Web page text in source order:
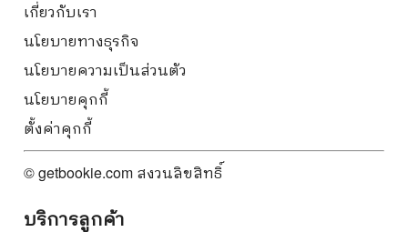
เกี่ยวกับเรา
นโยบายทางธุรกิจ
นโยบายความเป็นส่วนตัว
นโยบายคุกกี้
ตั้งค่าคุกกี้
© getbookie.com สงวนลิขสิทธิ์
บริการลูกค้า